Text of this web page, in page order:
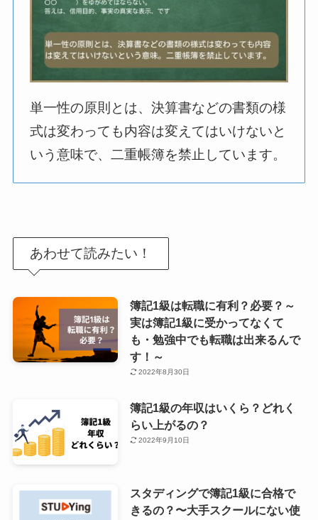
単一性の原則とは、決算書などの書類の様
式は変わっても内容は変えてはいけないと
いう意味で、二重帳簿を禁止しています。
あわせて読みたい！
簿記1級は転職に有利？必要？～
実は簿記1級に受かってなくて
も・勉強中でも転職は出来るんで
す！～
2022年8月30日
簿記1級の年収はいくら？どれく
らい上がるの？
2022年9月10日
スタディングで簿記1級に合格で
きるの？〜大手スクールにない使